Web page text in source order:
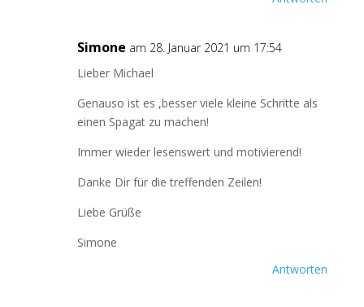
Simone am 28. Januar 2021 um 17:54
Lieber Michael
Genauso ist es ,besser viele kleine Schritte als
einen Spagat zu machen!
Immer wieder lesenswert und motivierend!
Danke Dir für die treffenden Zeilen!
Liebe Grüße
Simone
Antworten